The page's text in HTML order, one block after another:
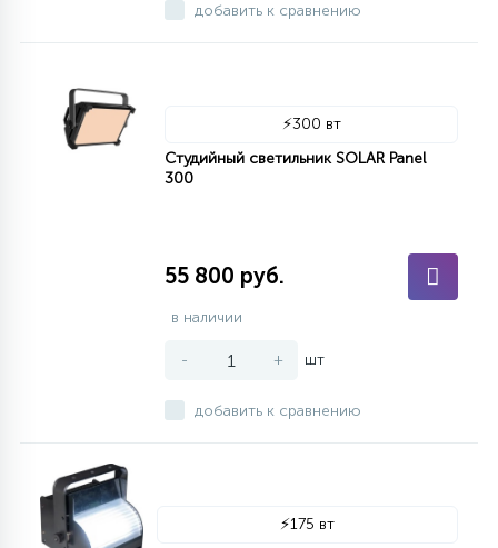
добавить к сравнению
⚡300 вт
Студийный светильник SOLAR Panel
300
55 800 руб.
в наличии
- + шт
добавить к сравнению
⚡175 вт